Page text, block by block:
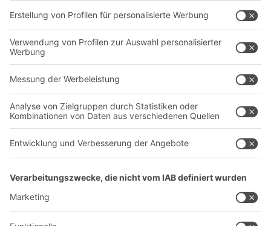
Dienstleistungen
Unternehmen
Über uns
Produktionsstandorte
Karriere
Follow us
BIT O
YOUR LIFE.